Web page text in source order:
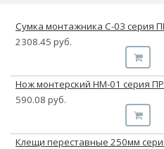
Сумка монтажника С-03 серия
2308.45 руб.
Нож монтерский НМ-01 серия
590.08 руб.
Клещи переставные 250мм